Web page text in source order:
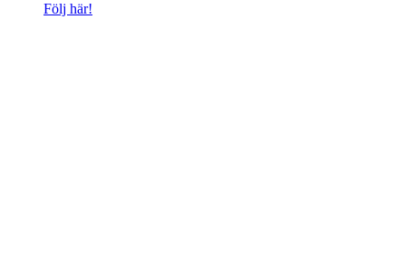
Följ här!